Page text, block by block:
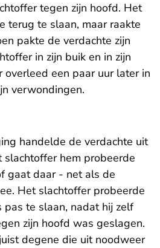
tegen zijn hoofd. Het
terug te slaan, maar raakte
pakte de verdachte zijn
in zijn buik en in zijn
overleed een paar uur later in
verwondingen.
handelde de verdachte uit
hem probeerde
gaat daar - net als de
Het slachtoffer probeerde
pas te slaan, nadat hij zelf
zijn hoofd was geslagen.
degene die uit noodweer